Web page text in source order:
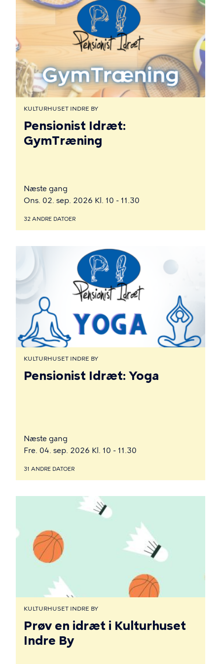
KULTURHUSET INDRE BY
Pensionist Idræt:
GymTræning
Næste gang
Ons. 02. sep. 2026 Kl. 10 - 11.30
32 ANDRE DATOER
KULTURHUSET INDRE BY
Pensionist Idræt: Yoga
Næste gang
Fre. 04. sep. 2026 Kl. 10 - 11.30
31 ANDRE DATOER
KULTURHUSET INDRE BY
Prøv en idræt i Kulturhuset
Indre By